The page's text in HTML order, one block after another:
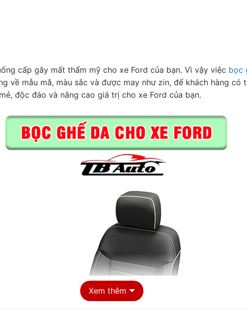
cấp gây mất thẩm mỹ cho xe Ford của bạn. Vì vậy việc bọc
về mẫu mã, màu sắc và được may như zin, để khách hàng
độc đáo và nâng cao giá trị cho xe Ford của bạn.
Xem thêm